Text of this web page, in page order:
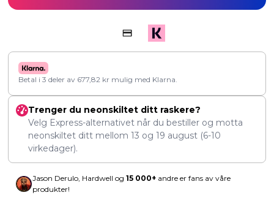
Betal i 3 deler av 677,82 kr mulig med Klarna.
Trenger du neonskiltet ditt raskere?
Velg Express-alternativet når du bestiller og motta
neonskiltet ditt mellom 13 og 19 august (6-10
virkedager).
Jason Derulo, Hardwell og 15 000+ andre er fans av våre
produkter!